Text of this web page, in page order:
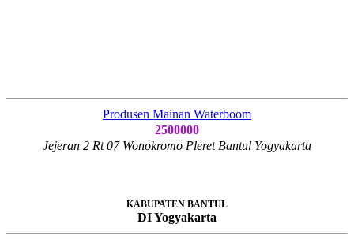
Produsen Mainan Waterboom
2500000
Jejeran 2 Rt 07 Wonokromo Pleret Bantul Yogyakarta
KABUPATEN BANTUL
DI Yogyakarta